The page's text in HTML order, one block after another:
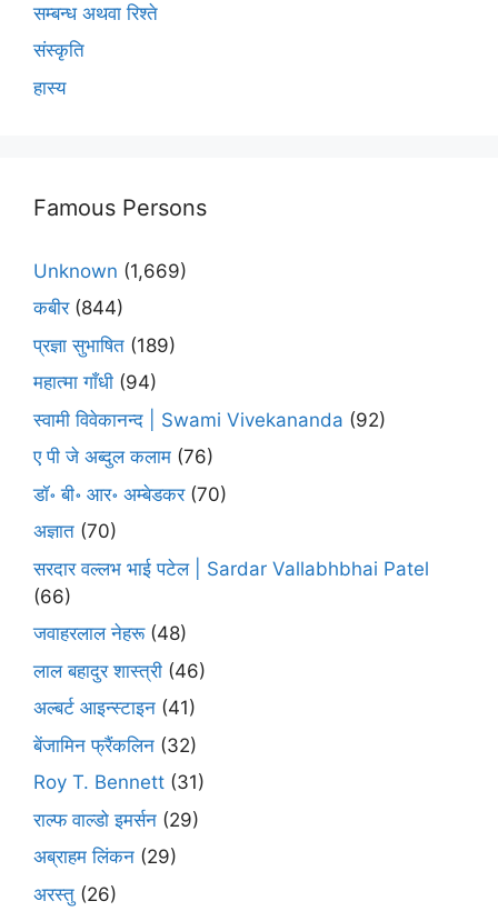
सम्बन्ध अथवा रिश्ते
संस्कृति
हास्य
Famous Persons
Unknown (1,669)
कबीर(844)
प्रज्ञा सुभाषित (189)
महात्मा गाँधी (94)
स्वामी विवेकानन्द | Swami Vivekananda (92)
ए पी जे अब्दुल कलाम (76)
डॉ॰ बी॰ आर॰ अम्बेडकर(70)
अज्ञात (70)
सरदार वल्लभ भाई पटेल | Sardar Vallabhbhai Patel
(66)
जवाहरलाल नेहरू(48)
लाल बहादुर शास्त्री (46)
अल्बर्ट आइन्स्टाइन (41)
बेंजामिन फ्रैंकलिन (32)
Roy T. Bennett (31)
राल्फ वाल्डो इमर्सन (29)
अब्राहम लिंकन (29)
अरस्तु (26)